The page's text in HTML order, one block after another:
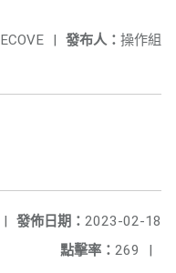
發布人： 操作組
ECOVE |
發佈日期： 2023-02-18
|
點擊率： 269 |